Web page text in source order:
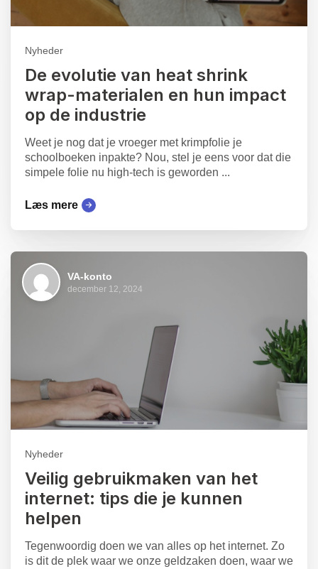
Nyheder
De evolutie van heat shrink
wrap-materialen en hun impact
op de industrie
Weet je nog dat je vroeger met krimpfolie je
schoolboeken inpakte? Nou, stel je eens voor dat die
simpele folie nu high-tech is geworden ...
Læs mere
VA-konto
december 12, 2024
Nyheder
Veilig gebruikmaken van het
internet: tips die je kunnen
helpen
Tegenwoordig doen we van alles op het internet. Zo
is dit de plek waar we onze geldzaken doen, waar we